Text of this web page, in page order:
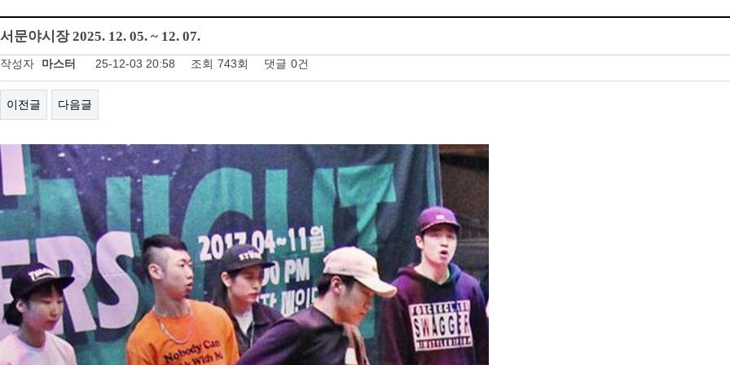
서문야시장 2025. 12. 05. ~ 12. 07.
작성자 마스터 25-12-03 20:58 조회 743회 댓글 0건
이전글 다음글